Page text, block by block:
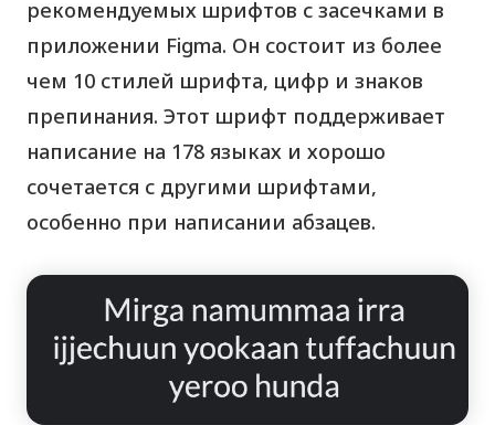
рекомендуемых шрифтов с засечками в
приложении Figma. Он состоит из более
чем 10 стилей шрифта, цифр и знаков
препинания. Этот шрифт поддерживает
написание на 178 языках и хорошо
сочетается с другими шрифтами,
особенно при написании абзацев.